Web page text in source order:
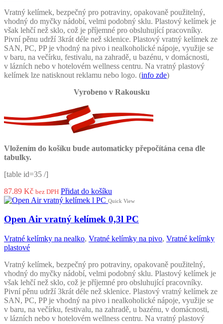
Vratný kelímek, bezpečný pro potraviny, opakovaně použitelný,
vhodný do myčky nádobí, velmi podobný sklu. Plastový kelímek je
však lehčí než sklo, což je příjemné pro obsluhující pracovníky.
Pivní pěnu udrží 3krát déle než sklenice. Plastový vratný kelímek ze
SAN, PC, PP je vhodný na pivo i nealkoholické nápoje, využije se
v baru, na večírku, festivalu, na zahradě, u bazénu, v domácnosti,
v lázních nebo v hotelovém wellness centru. Na vratný plastový
kelímek lze natisknout reklamu nebo logo. (info zde)
Vyrobeno v Rakousku
Vložením do košíku bude automaticky přepočítána cena dle
tabulky.
[table id=35 /]
87.89 Kč bez DPH Přidat do košíku
Quick View
Open Air vratný kelímek 0,3l PC
Vratné kelímky na nealko, Vratné kelímky na pivo, Vratné kelímky
plastové
Vratný kelímek, bezpečný pro potraviny, opakovaně použitelný,
vhodný do myčky nádobí, velmi podobný sklu. Plastový kelímek je
však lehčí než sklo, což je příjemné pro obsluhující pracovníky.
Pivní pěnu udrží 3krát déle než sklenice. Plastový vratný kelímek ze
SAN, PC, PP je vhodný na pivo i nealkoholické nápoje, využije se
v baru, na večírku, festivalu, na zahradě, u bazénu, v domácnosti,
v lázních nebo v hotelovém wellness centru. Na vratný plastový